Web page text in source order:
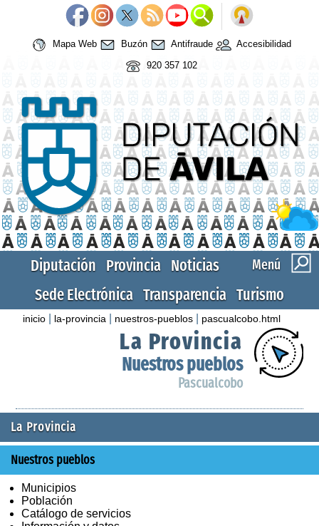
Mapa Web Buzón Antifraude
Accesibilidad
920 357 102
Menú
Diputación Provincia Noticias
Sede Electrónica Transparencia Turismo
inicio la-provincia nuestros-pueblos pascualcobo.html
La Provincia
Nuestros pueblos
Pascualcobo
La Provincia
Nuestros pueblos
Municipios
Población
Catálogo de servicios